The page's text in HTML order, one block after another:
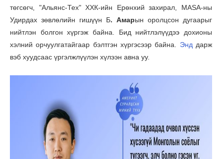
төгсөгч, "Альянс-Тех" ХХК-ийн Ерөнхий захирал, MASA-ны
Удирдах зөвлөлийн гишүүн Б. Амарын оролцсон дугаарыг
нийтлэн болгон хүргэж байна. Бид нийтлэлүүдээ дохионы
хэлний орчуулгатайгаар бэлтгэн хүргэсээр байна. Энддарж
вэб хуудсаас үргэлжлүүлэн хүлээн авна уу.